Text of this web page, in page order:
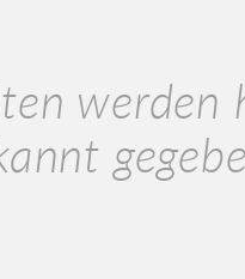
werden